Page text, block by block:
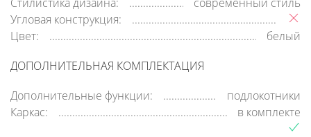
Стилистика дизайна:
современный стиль
Угловая конструкция:
Цвет:
белый
ДОПОЛНИТЕЛЬНАЯ КОМПЛЕКТАЦИЯ
Дополнительные функции:
подлокотники
Каркас:
в комплекте